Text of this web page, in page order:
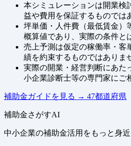
本シミュレーションは開業検
益や費用を保証するものでは
坪単価・人件費（最低賃金）
概算値であり、実際の条件と
売上予測は仮定の稼働率・客
績を約束するものではありま
実際の開業・経営判断にあた
小企業診断士等の専門家にご
補助金ガイドを見る → 47都道府県
補助金さがすAI
中小企業の補助金活用をもっと身近